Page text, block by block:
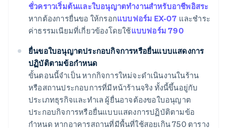
ชั่วคราวเริ่มต้นและใบอนุญาตทำงานสำหรับอาชีพอิสระ
หากต้องการยื่นขอ ให้กรอกแบบฟอร์ม EX‑07 และชำระ
ค่าธรรมเนียมที่เกี่ยวข้องโดยใช้แบบฟอร์ม 790
ยื่นขอใบอนุญาตประกอบกิจการหรือยื่นแบบแสดงการ
ปฏิบัติตามข้อกำหนด
ขั้นตอนนี้จำเป็น หากกิจการใหม่จะดำเนินงานในร้าน
หรือสถานประกอบการที่มีหน้าร้านจริง ทั้งนี้ขึ้นอยู่กับ
ประเภทธุรกิจและทำเล ผู้ยื่นอาจต้องขอใบอนุญาต
ประกอบกิจการหรือยื่นแบบแสดงการปฏิบัติตามข้อ
กำหนด หากอาคารสถานที่มีพื้นที่ใช้สอยเกิน 750 ตาราง